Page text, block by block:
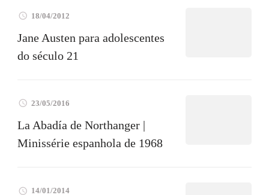
18/04/2012
Jane Austen para adolescentes
do século 21
23/05/2016
La Abadía de Northanger |
Minissérie espanhola de 1968
14/01/2014